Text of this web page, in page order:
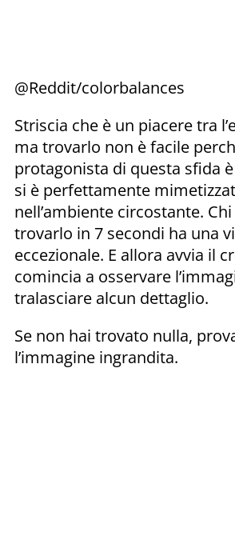
@Reddit/colorbalances
Striscia che è un piacere tra
ma trovarlo non è facile
protagonista di questa sfida
si è perfettamente
nell’ambiente circostante.
trovarlo in 7 secondi ha una
eccezionale. E allora avvia il
comincia a osservare
tralasciare alcun dettaglio.
Se non hai trovato nulla,
l’immagine ingrandita.